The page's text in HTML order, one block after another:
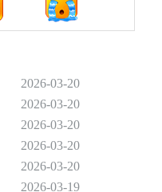
2026-03-20
2026-03-20
2026-03-20
2026-03-20
2026-03-20
2026-03-19